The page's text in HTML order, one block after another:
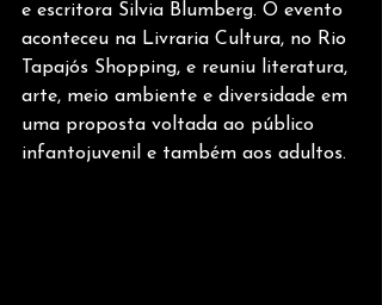
e escritora Silvia Blumberg. O evento
aconteceu na Livraria Cultura, no Rio
Tapajós Shopping, e reuniu literatura,
arte, meio ambiente e diversidade em
uma proposta voltada ao público
infantojuvenil e também aos adultos.